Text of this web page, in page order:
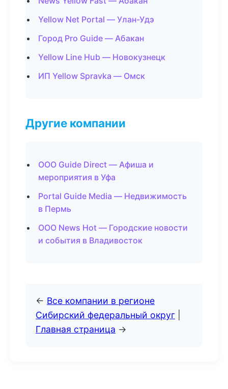
Yellow Net Portal — Улан-Удэ
Город Pro Guide — Абакан
Yellow Line Hub — Новокузнецк
ИП Yellow Spravka — Омск
Другие компании
ООО Guide Direct — Афиша и
мероприятия в Уфа
Portal Guide Media — Недвижимость
в Пермь
ООО News Hot — Городские новости
и события в Владивосток
← Все компании в регионе
Сибирский федеральный округ
Главная страница →